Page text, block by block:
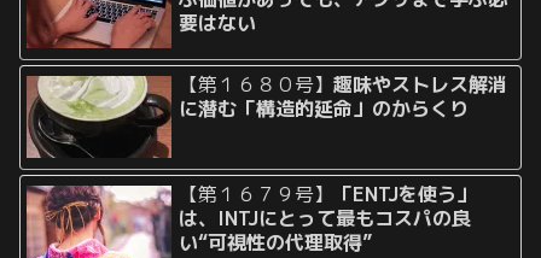
要はない
【第１６８０号】趣味やストレス解消
に潜む「構造的延命」のからくり
【第１６７９号】
「ENTJを使う」
は、INTJにとって最もコスパの良
い“可視性の代理取得”